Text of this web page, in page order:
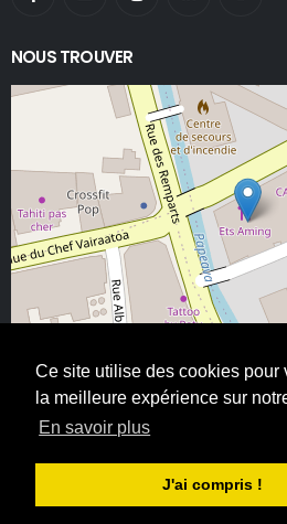
Ce site utilise des cookies pour
la meilleure expérience sur
En savoir plus
J'ai compris !
NOUS TROUVER
©ETS AMING 2025. Tous droits réservés